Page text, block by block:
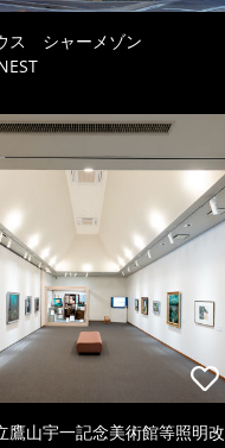
ス シャーメゾン
鷹山宇一記念美術館等照明改